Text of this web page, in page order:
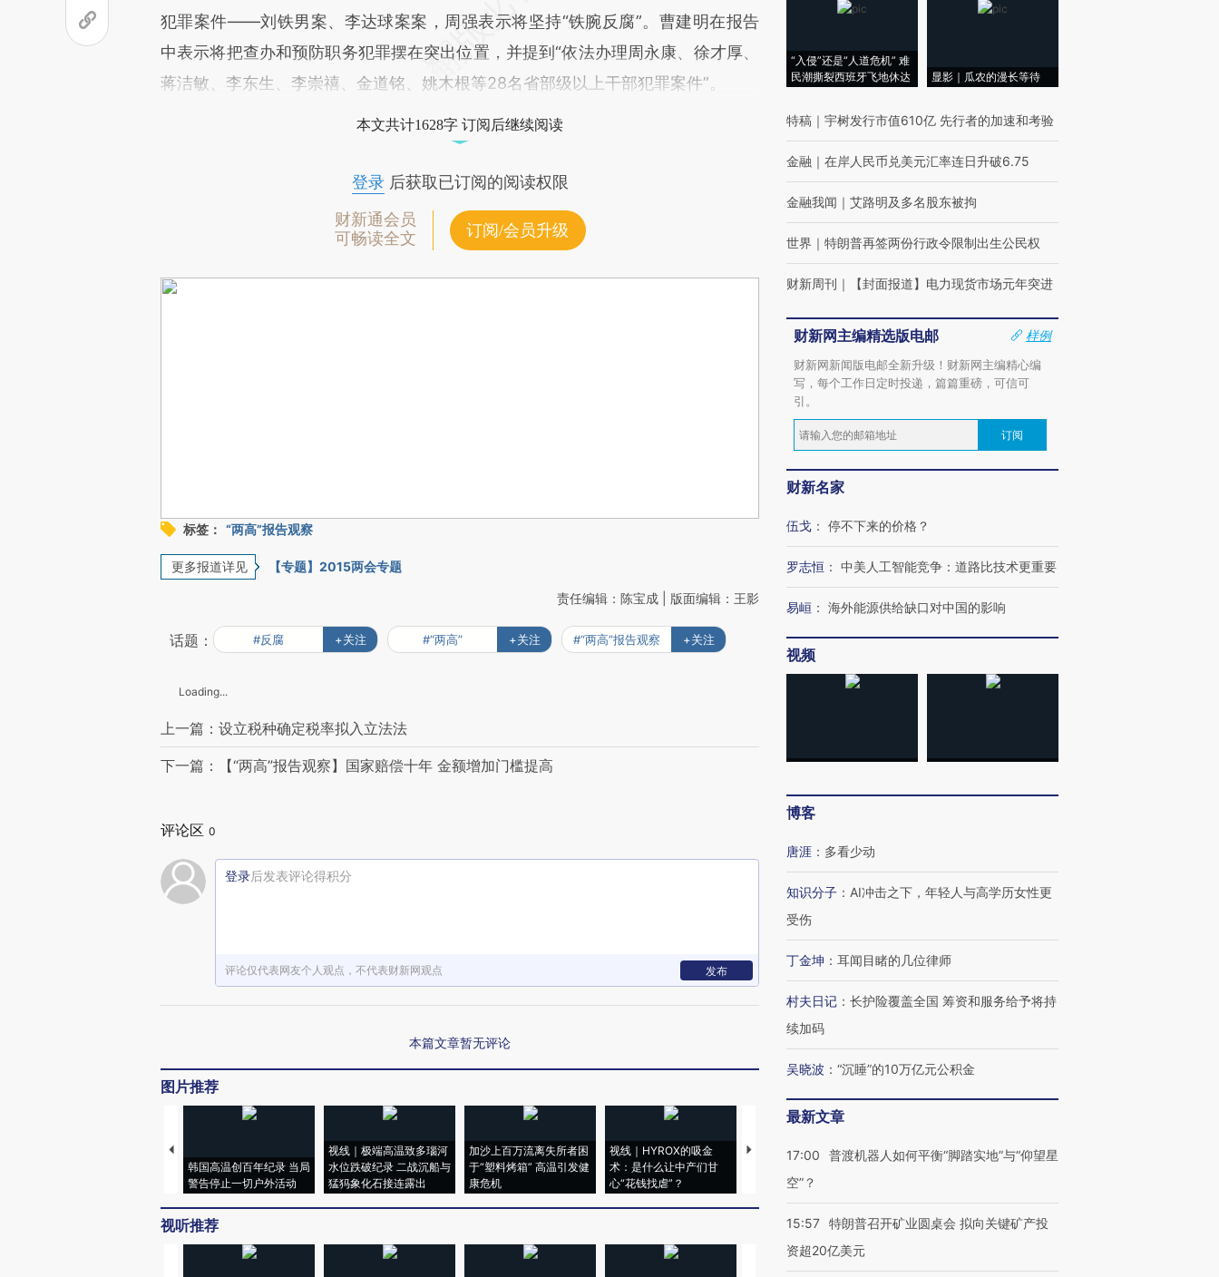
犯罪案件——刘铁男案、李达球案案，周强表示将坚持“铁腕反腐”。曹建明在报告
中表示将把查办和预防职务犯罪摆在突出位置，并提到“依法办理周永康、徐才厚、
蒋洁敏、李东生、李崇禧、金道铭、姚木根等28名省部级以上干部犯罪案件”。
本文共计1628字 订阅后继续阅读
登录后获取已订阅的阅读权限
财新通会员
可畅读全文
订阅/会员升级
标签： “两高”报告观察
更多报道详见 【专题】2015两会专题
责任编辑：陈宝成 | 版面编辑：王影
话题： #反腐 +关注 #“两高” +关注 #“两高”报告观察 +关注
Loading...
上一篇：设立税种确定税率拟入立法法
下一篇：【“两高”报告观察】国家赔偿十年 金额增加门槛提高
评论区 0
登录后发表评论得积分
评论仅代表网友个人观点，不代表财新网观点 发布
本篇文章暂无评论
图片推荐
韩国高温创百年纪录 当局
警告停止一切户外活动
视线｜极端高温致多瑙河
水位跌破纪录 二战沉船与
猛犸象化石接连露出
加沙上百万流离失所者困
于“塑料烤箱” 高温引发健
康危机
视线｜HYROX的吸金
术：是什么让中产们甘
心“花钱找虐”？
马航飞行员跨国走私7万
视线｜被称为“蟑螂”的印
视线｜“入侵”还是“人道危
视听推荐
“入侵”还是“人道危机” 难
民潮撕裂西班牙飞地休达
显影｜瓜农的漫长等待
特稿 ｜ 宇树发行市值610亿 先行者的加速和考验
金融 ｜ 在岸人民币兑美元汇率连日升破6.75
金融我闻 ｜ 艾路明及多名股东被拘
世界 ｜ 特朗普再签两份行政令限制出生公民权
财新周刊 ｜ 【封面报道】电力现货市场元年突进
财新网主编精选版电邮
样例
财新网新闻版电邮全新升级！财新网主编精心编
写，每个工作日定时投递，篇篇重磅，可信可
引。
订阅
财新名家
伍戈 ： 停不下来的价格？
罗志恒 ： 中美人工智能竞争：道路比技术更重要
易峘 ： 海外能源供给缺口对中国的影响
视频
博客
唐涯 ： 多看少动
知识分子 ： AI冲击之下，年轻人与高学历女性更
受伤
丁金坤 ： 耳闻目睹的几位律师
村夫日记 ： 长护险覆盖全国 筹资和服务给予将持
续加码
吴晓波 ： “沉睡”的10万亿元公积金
最新文章
17:00
普渡机器人如何平衡“脚踏实地”与“仰望星
空”？
15:57 特朗普召开矿业圆桌会 拟向关键矿产投
资超20亿美元